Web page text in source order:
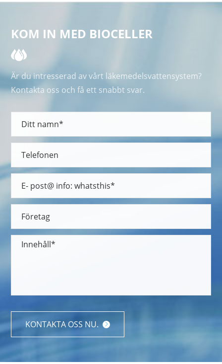
KOM IN MED BIOCELLER
Är du intresserad av vårt läkemedelsvattensystem?
Kontakta oss och få ett snabbt svar.
KONTAKTA OSS NU. 